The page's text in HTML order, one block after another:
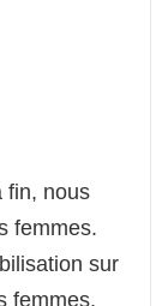
fin, nous
femmes.
sur
femmes,